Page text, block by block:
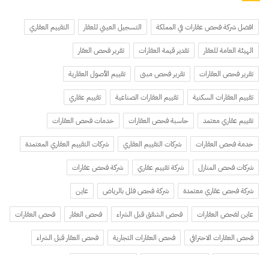
افضل شركة فحص عقارات في المملكة التسجيل العيني للعقار التقييم العقاري
الهيئة العامة للعقار تقدير قيمة العقارات تقرير فحص العقار
تقرير فحص العقارات تقرير فحص مبنى تقييم الأصول العقارية
تقييم العقارات السكنية تقييم العقارات الصناعية تقييم عقاري
تقييم عقاري معتمد حاسبة فحص العقارات خدمات فحص العقارات
خدمة فحص العقارات شركات التقييم العقاري شركات التقييم العقاري المعتمدة
شركات فحص المنازل شركة تقييم عقاري شركة فحص عقارات
شركة فحص عقاري معتمدة شركة فحص فلل بالرياض عاين
عاين لفحص العقارات فحص الشقق قبل الشراء فحص العقار فحص العقارات
فحص العقارات الاحترافي فحص العقارات التجارية فحص العقار قبل الشراء